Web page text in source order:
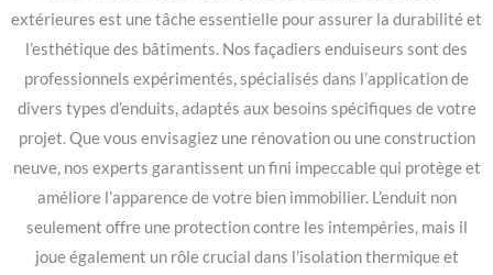
extérieures est une tâche essentielle pour assurer la durabilité et
l’esthétique des bâtiments. Nos façadiers enduiseurs sont des
professionnels expérimentés, spécialisés dans l’application de
divers types d’enduits, adaptés aux besoins spécifiques de votre
projet. Que vous envisagiez une rénovation ou une construction
neuve, nos experts garantissent un fini impeccable qui protège et
améliore l’apparence de votre bien immobilier. L’enduit non
seulement offre une protection contre les intempéries, mais il
joue également un rôle crucial dans l’isolation thermique et